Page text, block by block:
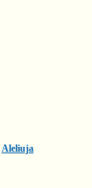
Aleliuja